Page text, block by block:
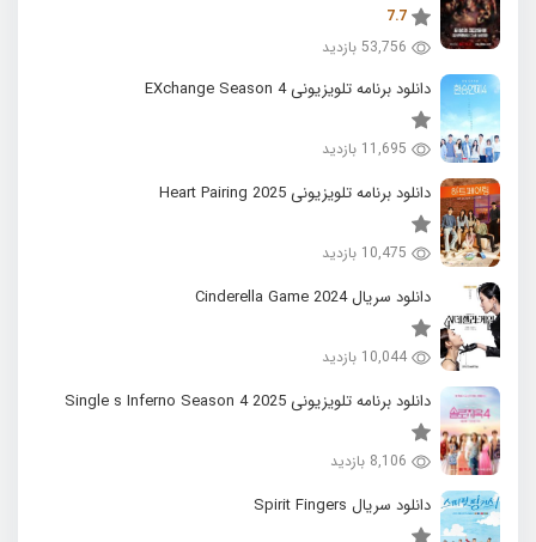
7.7
53,756 بازدید
دانلود برنامه تلویزیونی EXchange Season 4
11,695 بازدید
دانلود برنامه تلویزیونی 2025 Heart Pairing
10,475 بازدید
دانلود سریال 2024 Cinderella Game
10,044 بازدید
دانلود برنامه تلویزیونی 2025 Single s Inferno Season 4
8,106 بازدید
دانلود سریال Spirit Fingers